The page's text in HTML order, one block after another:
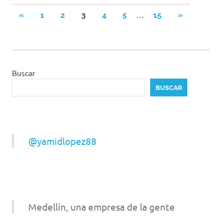
Paginación
«ENTRADAS
1 2 3 4 5 … 15 »
Buscar
BUSCAR
@yamidlopez88
Medellín, una empresa de la gente